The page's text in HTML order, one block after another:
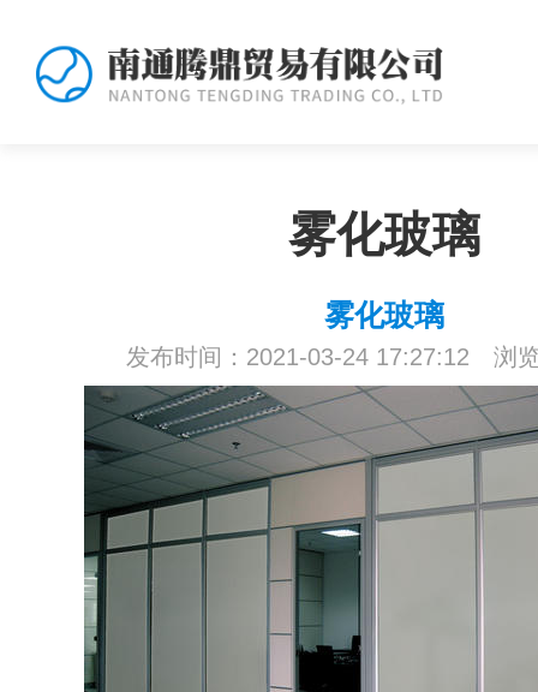
雾化玻璃
雾化玻璃
发布时间：2021-03-24 17:27:12 浏